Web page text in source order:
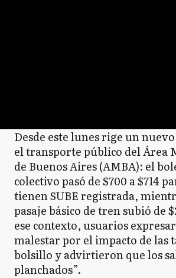
Desde este lunes rige un
el transporte público del Área
de Buenos Aires (AMBA): el
colectivo pasó de $700 a $714
tienen SUBE registrada,
pasaje básico de tren subió de
ese contexto, usuarios
malestar por el impacto de las
bolsillo y advirtieron que los
planchados”.